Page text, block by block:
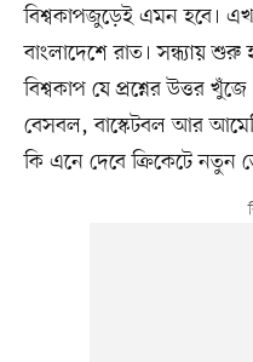
বিশ্বকাপজুড়েই এমন হবে।
বাংলাদেশে রাত। সন্ধ্যায়
বিশ্বকাপ যে প্রশ্নের উত্তর
বেসবল, বাস্কেটবল আর
কি এনে দেবে ক্রিকেটে নতুন